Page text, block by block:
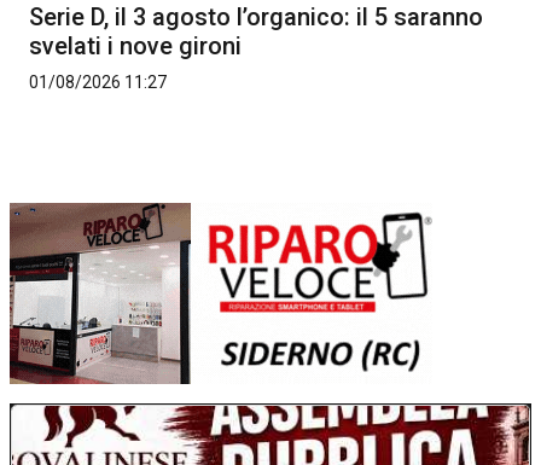
Serie D, il 3 agosto l’organico: il 5 saranno
svelati i nove gironi
01/08/2026 11:27